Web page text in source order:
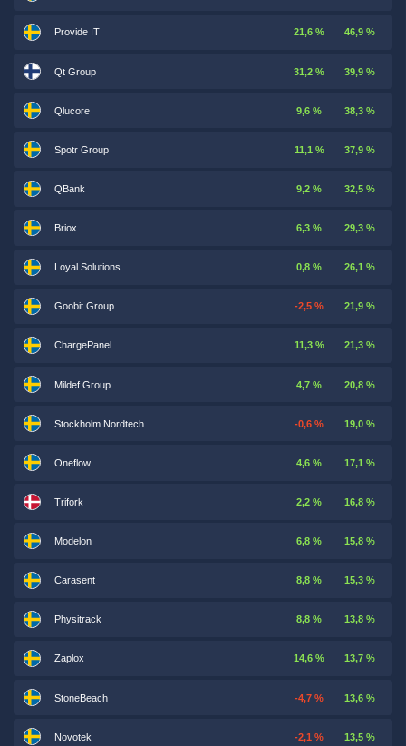
Provide IT 21,6 % 46,9 %
Qt Group 31,2 % 39,9 %
Qlucore 9,6 % 38,3 %
Spotr Group 11,1 % 37,9 %
QBank 9,2 % 32,5 %
Briox 6,3 % 29,3 %
Loyal Solutions 0,8 % 26,1 %
Goobit Group -2,5 % 21,9 %
ChargePanel 11,3 % 21,3 %
Mildef Group 4,7 % 20,8 %
Stockholm Nordtech -0,6 % 19,0 %
Oneflow 4,6 % 17,1 %
Trifork 2,2 % 16,8 %
Modelon 6,8 % 15,8 %
Carasent 8,8 % 15,3 %
Physitrack 8,8 % 13,8 %
Zaplox 14,6 % 13,7 %
StoneBeach -4,7 % 13,6 %
Novotek -2,1 % 13,5 %